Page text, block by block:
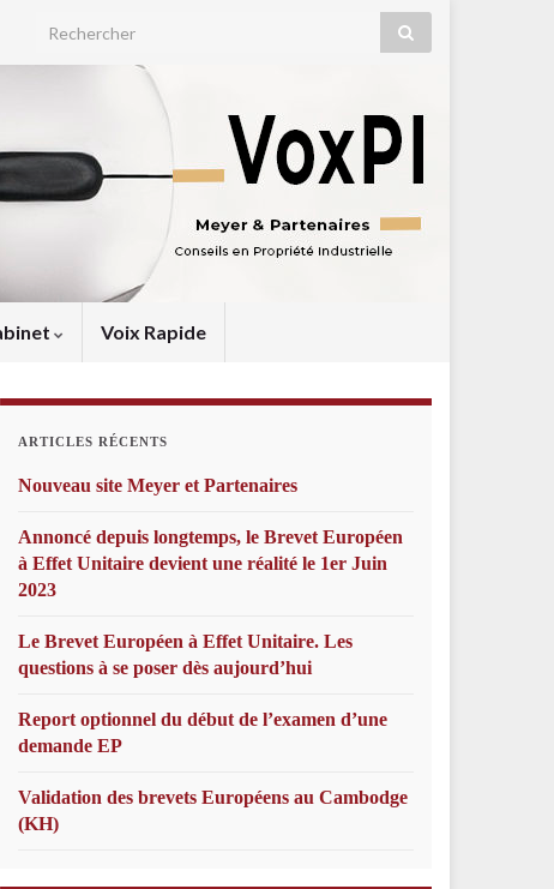
Search for:
Voix Rapide
ARTICLES RÉCENTS
Nouveau site Meyer et Partenaires
Annoncé depuis longtemps, le Brevet Européen
à Effet Unitaire devient une réalité le 1er Juin
2023
Le Brevet Européen à Effet Unitaire. Les
questions à se poser dès aujourd’hui
Report optionnel du début de l’examen d’une
demande EP
Validation des brevets Européens au Cambodge
(KH)